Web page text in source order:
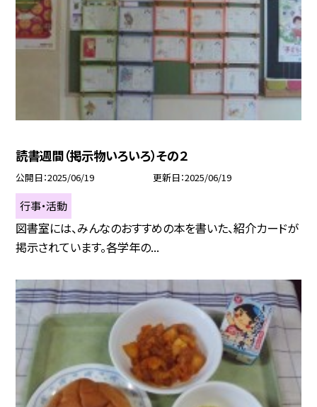
読書週間（掲示物いろいろ）その２
公開日 2025/06/19 更新日 2025/06/19
行事・活動
図書室には、みんなのおすすめの本を書いた、紹介カードが
掲示されています。各学年の...